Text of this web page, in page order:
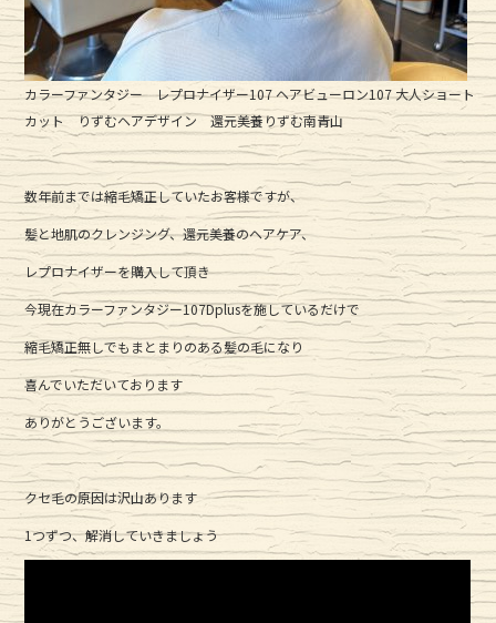
カラーファンタジー レプロナイザー107 ヘアビューロン107 大人ショート
カット りずむヘアデザイン 還元美養りずむ南青山
数年前までは縮毛矯正していたお客様ですが、
髪と地肌のクレンジング、還元美養のヘアケア、
レプロナイザーを購入して頂き
今現在カラーファンタジー107Dplusを施しているだけで
縮毛矯正無しでもまとまりのある髪の毛になり
喜んでいただいております
ありがとうございます。
クセ毛の原因は沢山あります
1つずつ、解消していきましょう